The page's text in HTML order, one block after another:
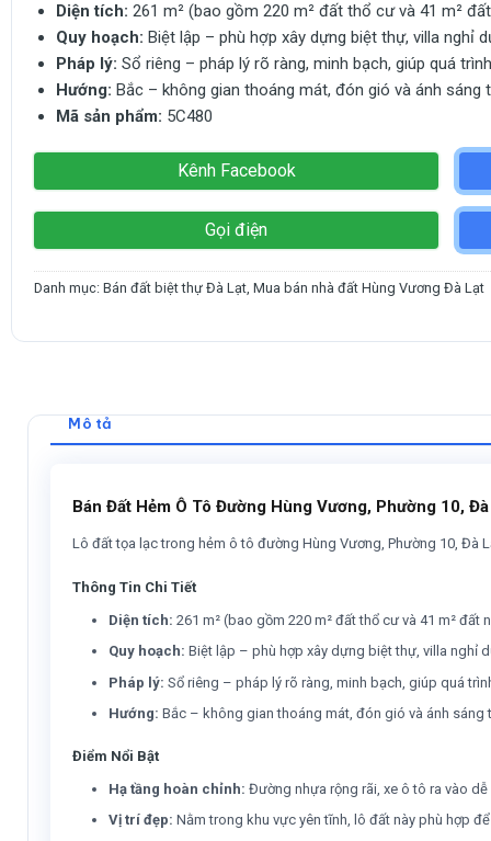
Diện tích: 261 m² (bao gồm 220 m² đất thổ cư và 41 m²
Quy hoạch: Biệt lập – phù hợp xây dựng biệt thự, villa nghỉ
Pháp lý: Sổ riêng – pháp lý rõ ràng, minh bạch, giúp quá
Hướng: Bắc – không gian thoáng mát, đón gió và ánh sáng
Mã sản phẩm: 5C480
Kênh Facebook
Gọi điện
Danh mục:Bán đất biệt thự Đà Lạt ,Mua bán nhà đất Hùng Vương Đà Lạt
Mô tả
Bán Đất Hẻm Ô Tô Đường Hùng Vương, Phường 10,
Lô đất tọa lạc trong hẻm ô tô đường Hùng Vương, Phường 10, Đà
Thông Tin Chi Tiết
Diện tích: 261 m² (bao gồm 220 m² đất thổ cư và 41 m²
Quy hoạch: Biệt lập – phù hợp xây dựng biệt thự, villa nghỉ
Pháp lý: Sổ riêng – pháp lý rõ ràng, minh bạch, giúp quá
Hướng: Bắc – không gian thoáng mát, đón gió và ánh sáng
Điểm Nổi Bật
Hạ tầng hoàn chỉnh: Đường nhựa rộng rãi, xe ô tô ra vào
Vị trí đẹp: Nằm trong khu vực yên tĩnh, lô đất này phù hợp